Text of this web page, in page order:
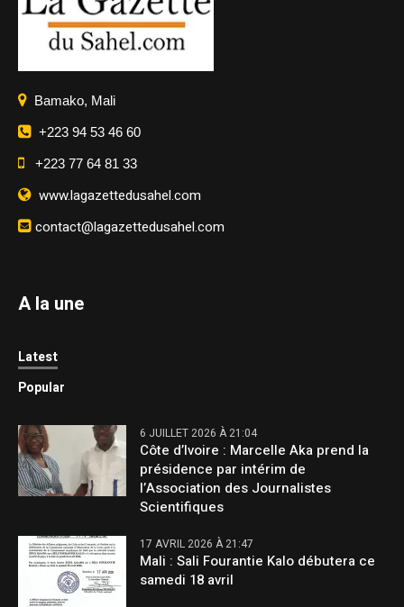
Bamako, Mali
+223 94 53 46 60
+223 77 64 81 33
www.lagazettedusahel.com
contact@lagazettedusahel.com
A la une
Latest
Popular
6 JUILLET 2026 À 21:04
Côte d’Ivoire : Marcelle Aka prend la
présidence par intérim de
l’Association des Journalistes
Scientifiques
17 AVRIL 2026 À 21:47
Mali : Sali Fourantie Kalo débutera ce
samedi 18 avril